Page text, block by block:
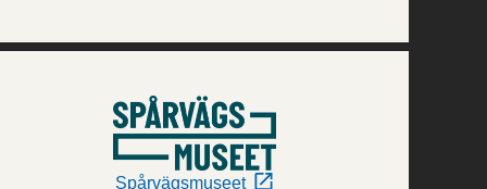
Spårvägsmuseet